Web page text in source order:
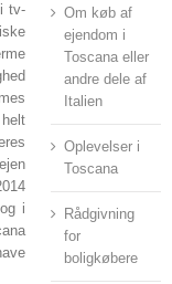
tv-
i
Om køb af
ejendom i
Toscana eller
andre dele af
Italien
Oplevelser i
Toscana
Rådgivning
for
boligkøbere